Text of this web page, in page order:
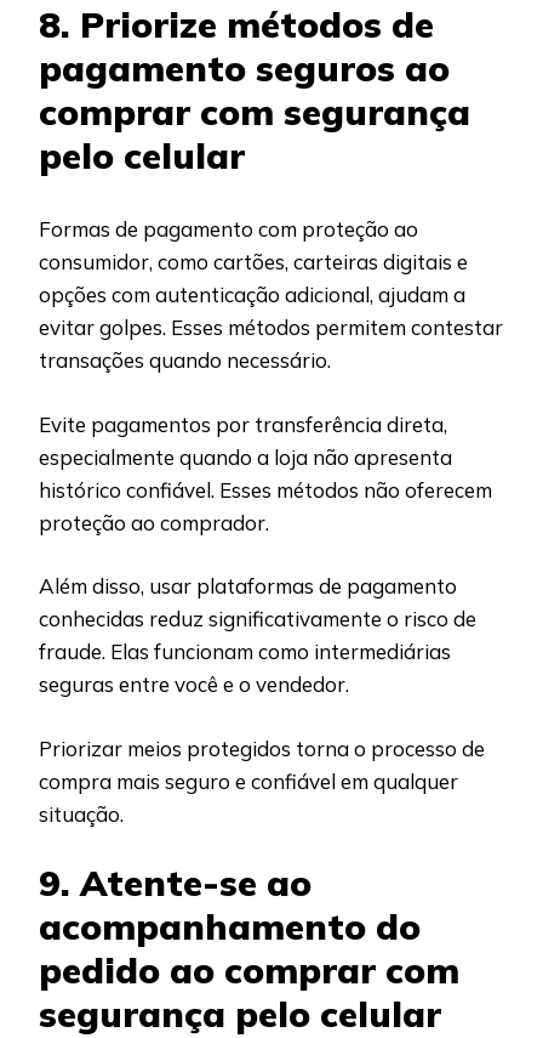
8. Priorize métodos de
pagamento seguros ao
comprar com segurança
pelo celular
Formas de pagamento com proteção ao
consumidor, como cartões, carteiras digitais e
opções com autenticação adicional, ajudam a
evitar golpes. Esses métodos permitem contestar
transações quando necessário.
Evite pagamentos por transferência direta,
especialmente quando a loja não apresenta
histórico confiável. Esses métodos não oferecem
proteção ao comprador.
Além disso, usar plataformas de pagamento
conhecidas reduz significativamente o risco de
fraude. Elas funcionam como intermediárias
seguras entre você e o vendedor.
Priorizar meios protegidos torna o processo de
compra mais seguro e confiável em qualquer
situação.
9. Atente-se ao
acompanhamento do
pedido ao comprar com
segurança pelo celular